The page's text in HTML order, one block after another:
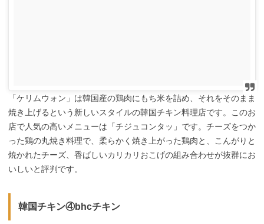
「ケリムウォン」は韓国産の鶏肉にもち米を詰め、それをそのまま
焼き上げるという新しいスタイルの韓国チキン料理店です。このお
店で人気の高いメニューは「チジュコンタッ」です。チーズをつか
った鶏の丸焼き料理で、柔らかく焼き上がった鶏肉と、こんがりと
焼かれたチーズ、香ばしいカリカリおこげの組み合わせが抜群にお
いしいと評判です。
韓国チキン④bhcチキン